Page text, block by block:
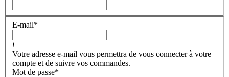
E-mail*
i
Votre adresse e-mail vous permettra de vous connecter à votre
compte et de suivre vos commandes.
Mot de passe*